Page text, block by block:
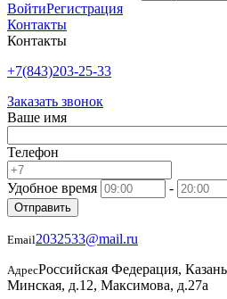
ВойтиРегистрация
Контакты
Контакты
+7(843)203-25-33
Заказать звонок
Ваше имя
Телефон
Удобное время -
Отправить
Email2032533@mail.ru
АдресРоссийская Федерация,
Минская, д.12, Максимова, д.27а